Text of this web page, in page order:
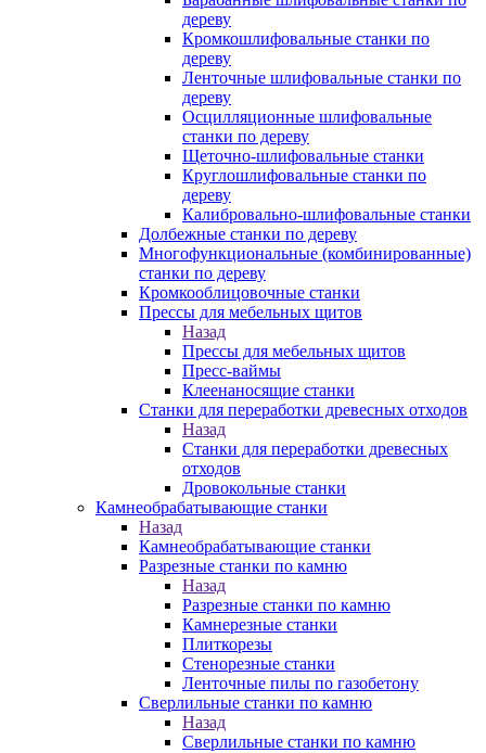
дереву
Кромкошлифовальные станки по
дереву
Ленточные шлифовальные станки по
дереву
Осцилляционные шлифовальные
станки по дереву
Щеточно-шлифовальные станки
Круглошлифовальные станки по
дереву
Калибровально-шлифовальные станки
Долбежные станки по дереву
Многофункциональные (комбинированные)
станки по дереву
Кромкооблицовочные станки
Прессы для мебельных щитов
Назад
Прессы для мебельных щитов
Пресс-ваймы
Клеенаносящие станки
Станки для переработки древесных отходов
Назад
Станки для переработки древесных
отходов
Дровокольные станки
Камнеобрабатывающие станки
Назад
Камнеобрабатывающие станки
Разрезные станки по камню
Назад
Разрезные станки по камню
Камнерезные станки
Плиткорезы
Стенорезные станки
Ленточные пилы по газобетону
Сверлильные станки по камню
Назад
Сверлильные станки по камню